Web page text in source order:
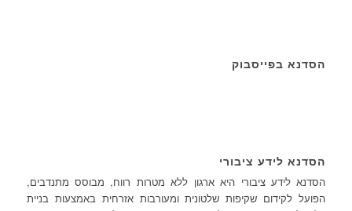
הסדנא בפייסבוק
הסדנא לידע ציבורי
הסדנא לידע ציבורי היא ארגון ללא מטרות רווח, מבוסס מתנדבים,
הפועל לקידום שקיפות שלטונית ומעורבות אזרחית באמצעות בניית